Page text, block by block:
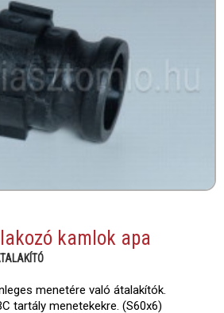
kamlok apa
menetére való átalakítók.
tartály menetekekre. (S60x6)